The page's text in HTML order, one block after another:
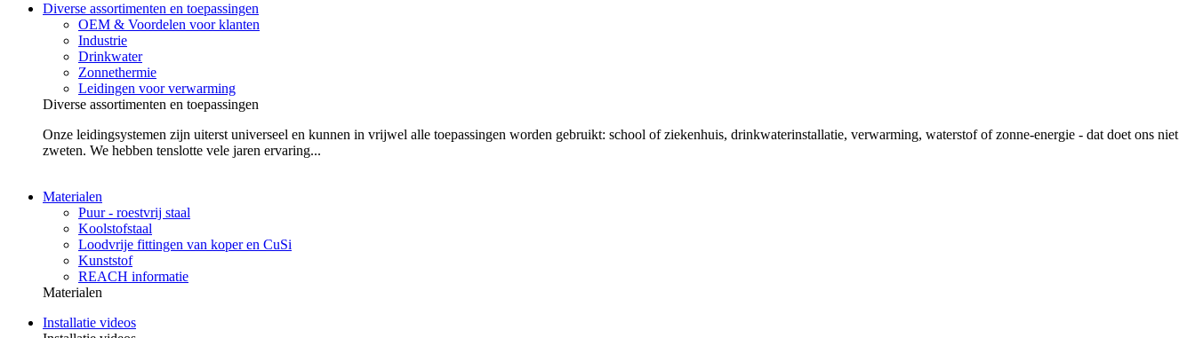
Diverse assortimenten en toepassingen
OEM & Voordelen voor klanten
Industrie
Drinkwater
Zonnethermie
Leidingen voor verwarming
Diverse assortimenten en toepassingen
Onze leidingsystemen zijn uiterst universeel en kunnen in vrijwel alle toepassingen worden gebruikt: school of ziekenhuis, drinkwaterinstallatie, verwarming, waterstof of zonne-energie - dat doet ons niet
zweten. We hebben tenslotte vele jaren ervaring...
Materialen
Puur - roestvrij staal
Koolstofstaal
Loodvrije fittingen van koper en CuSi
Kunststof
REACH informatie
Materialen
Installatie videos